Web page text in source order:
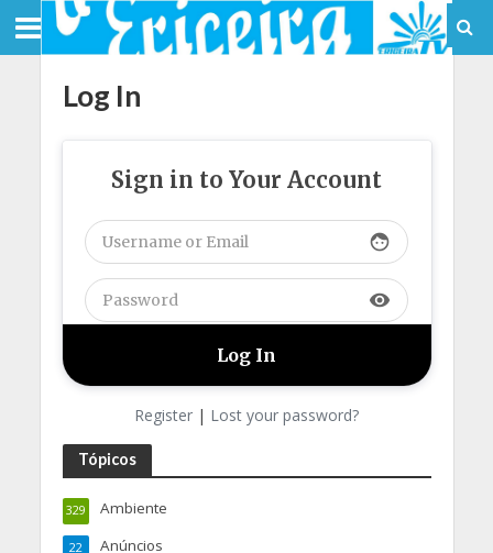
Log In
Sign in to Your Account
face
visibility
Register | Lost your password?
Tópicos
Ambiente
329
Anúncios
22